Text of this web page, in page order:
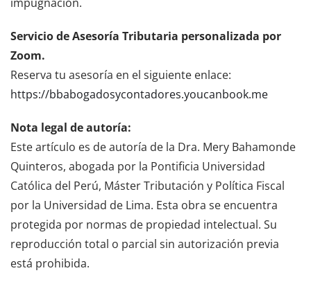
impugnación.
Servicio de Asesoría Tributaria personalizada por
Zoom.
Reserva tu asesoría en el siguiente enlace:
https://bbabogadosycontadores.youcanbook.me
Nota legal de autoría:
Este artículo es de autoría de la Dra. Mery Bahamonde
Quinteros, abogada por la Pontificia Universidad
Católica del Perú, Máster Tributación y Política Fiscal
por la Universidad de Lima. Esta obra se encuentra
protegida por normas de propiedad intelectual. Su
reproducción total o parcial sin autorización previa
está prohibida.